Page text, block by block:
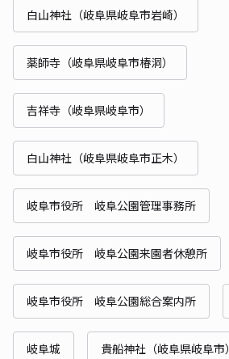
白山神社（岐阜県岐阜市岩崎）
薬師寺（岐阜県岐阜市椿洞）
吉祥寺（岐阜県岐阜市）
白山神社（岐阜県岐阜市正木）
岐阜市役所 岐阜公園管理事務所
岐阜市役所 岐阜公園来園者休憩所
岐阜市役所 岐阜公園総合案内所
岐阜城 貴船神社（岐阜県岐阜市）